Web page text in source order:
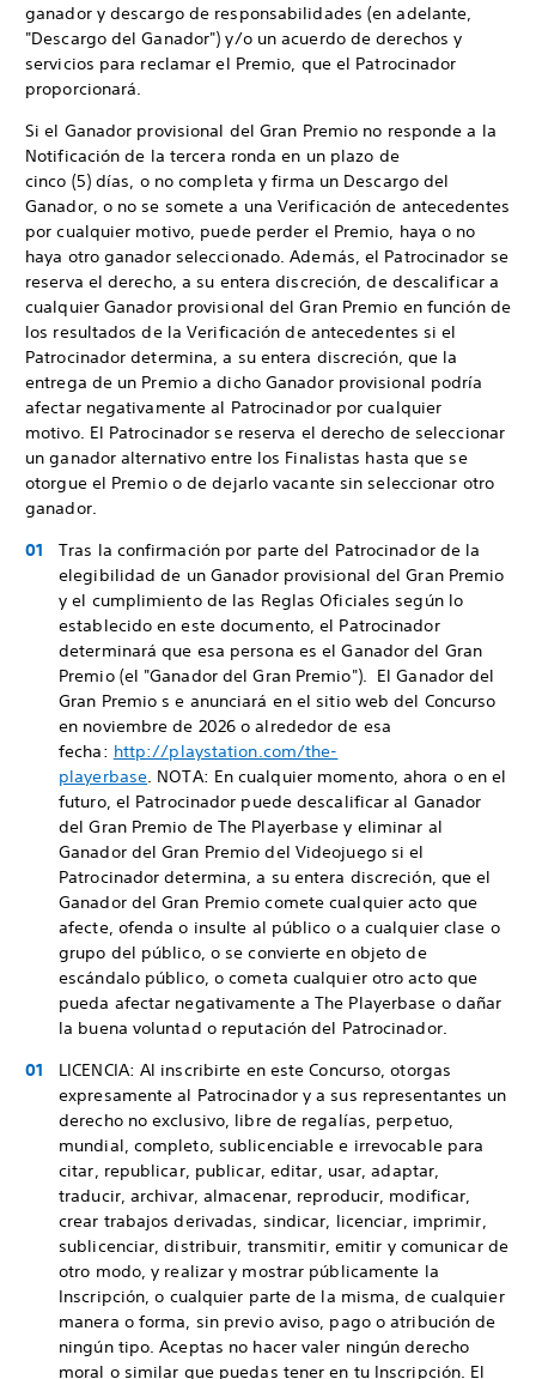
ganador y descargo de responsabilidades (en adelante,
"Descargo del Ganador") y/o un acuerdo de derechos y
servicios para reclamar el Premio, que el Patrocinador
proporcionará.
Si el Ganador provisional del Gran Premio no responde a la
Notificación de la tercera ronda en un plazo de
cinco (5) días, o no completa y firma un Descargo del
Ganador, o no se somete a una Verificación de antecedentes
por cualquier motivo, puede perder el Premio, haya o no
haya otro ganador seleccionado. Además, el Patrocinador se
reserva el derecho, a su entera discreción, de descalificar a
cualquier Ganador provisional del Gran Premio en función de
los resultados de la Verificación de antecedentes si el
Patrocinador determina, a su entera discreción, que la
entrega de un Premio a dicho Ganador provisional podría
afectar negativamente al Patrocinador por cualquier
motivo. El Patrocinador se reserva el derecho de seleccionar
un ganador alternativo entre los Finalistas hasta que se
otorgue el Premio o de dejarlo vacante sin seleccionar otro
ganador.
Tras la confirmación por parte del Patrocinador de la
elegibilidad de un Ganador provisional del Gran Premio
y el cumplimiento de las Reglas Oficiales según lo
establecido en este documento, el Patrocinador
determinará que esa persona es el Ganador del Gran
Premio (el "Ganador del Gran Premio"). El Ganador del
Gran Premio s e anunciará en el sitio web del Concurso
en noviembre de 2026 o alrededor de esa
fecha: http://playstation.com/the-
playerbase. NOTA: En cualquier momento, ahora o en el
futuro, el Patrocinador puede descalificar al Ganador
del Gran Premio de The Playerbase y eliminar al
Ganador del Gran Premio del Videojuego si el
Patrocinador determina, a su entera discreción, que el
Ganador del Gran Premio comete cualquier acto que
afecte, ofenda o insulte al público o a cualquier clase o
grupo del público, o se convierte en objeto de
escándalo público, o cometa cualquier otro acto que
pueda afectar negativamente a The Playerbase o dañar
la buena voluntad o reputación del Patrocinador.
LICENCIA: Al inscribirte en este Concurso, otorgas
expresamente al Patrocinador y a sus representantes un
derecho no exclusivo, libre de regalías, perpetuo,
mundial, completo, sublicenciable e irrevocable para
citar, republicar, publicar, editar, usar, adaptar,
traducir, archivar, almacenar, reproducir, modificar,
crear trabajos derivadas, sindicar, licenciar, imprimir,
sublicenciar, distribuir, transmitir, emitir y comunicar de
otro modo, y realizar y mostrar públicamente la
Inscripción, o cualquier parte de la misma, de cualquier
manera o forma, sin previo aviso, pago o atribución de
ningún tipo. Aceptas no hacer valer ningún derecho
moral o similar que puedas tener en tu Inscripción. El